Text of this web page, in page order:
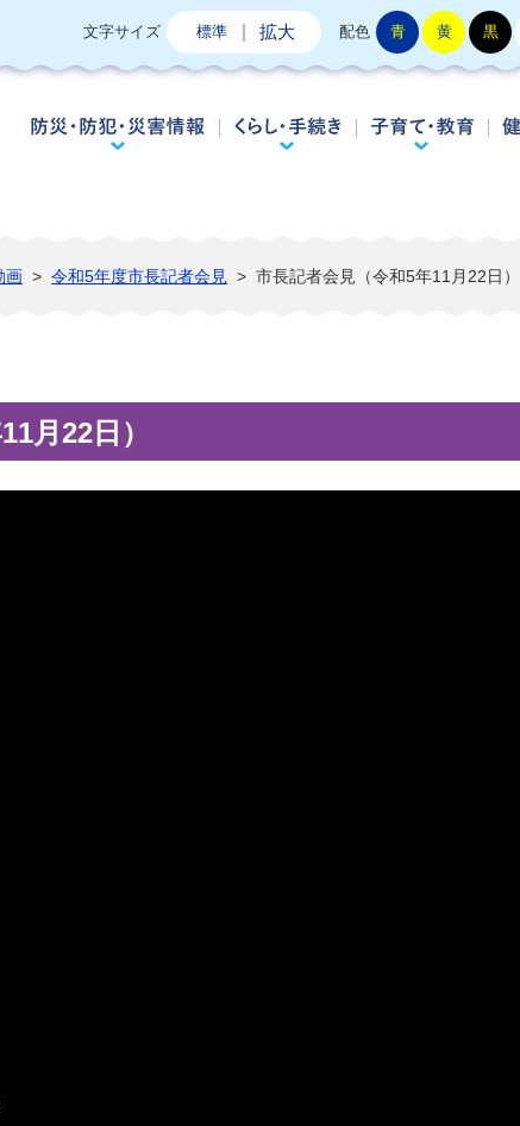
文字サイズ 標準 拡大 配色 青 黄 黒
防災・防犯・災害情報くらし・手続き子
画 > 令和5年度市長記者会見 > 市長記者会見（令和5年11月22日）
月22日）